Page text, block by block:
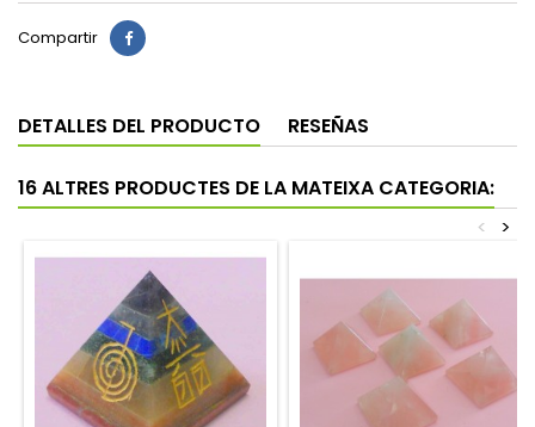
Compartir
DETALLES DEL PRODUCTO RESEÑAS
16 ALTRES PRODUCTES DE LA MATEIXA CATEGORIA:
>
<